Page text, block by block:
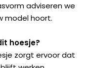
adviseren we
model hoort.
hoesje?
zorgt ervoor dat